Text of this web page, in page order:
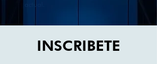
INSCRIBETE